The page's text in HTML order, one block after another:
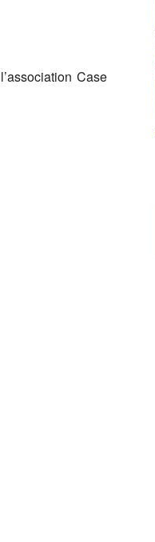
Case